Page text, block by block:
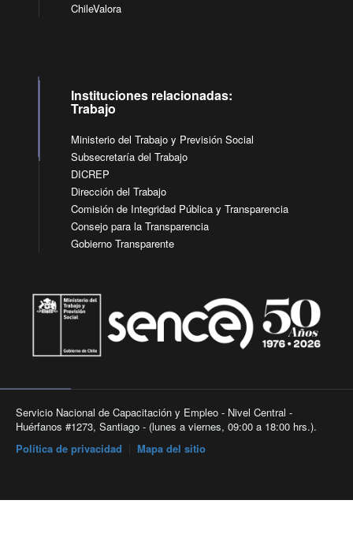
ChileValora
Instituciones relacionadas:
Trabajo
Ministerio del Trabajo y Previsión Social
Subsecretaría del Trabajo
DICREP
Dirección del Trabajo
Comisión de Integridad Pública y Transparencia
Consejo para la Transparencia
Gobierno Transparente
Servicio Nacional de Capacitación y Empleo - Nivel Central -
Huérfanos #1273, Santiago - (lunes a viernes, 09:00 a 18:00 hrs.).
Política de privacidad
Mapa del sitio